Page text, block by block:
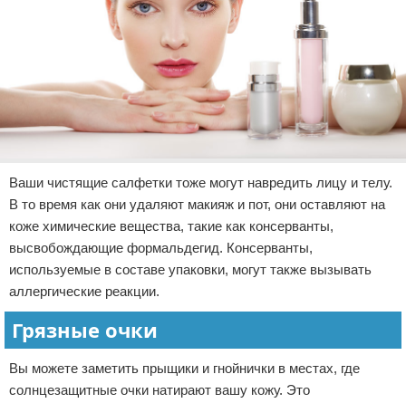
Ваши чистящие салфетки тоже могут навредить лицу и телу.
В то время как они удаляют макияж и пот, они оставляют на
коже химические вещества, такие как консерванты,
высвобождающие формальдегид. Консерванты,
используемые в составе упаковки, могут также вызывать
аллергические реакции.
Грязные очки
Вы можете заметить прыщики и гнойнички в местах, где
солнцезащитные очки натирают вашу кожу. Это